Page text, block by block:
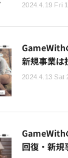
2024.4.19 Fri
GameWith
新規事業は
2024.4.13 Sat
GameWith
回復・新規